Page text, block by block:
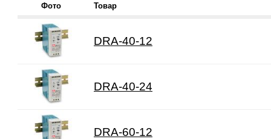
Фото Товар
DRA-40-12
DRA-40-24
DRA-60-12